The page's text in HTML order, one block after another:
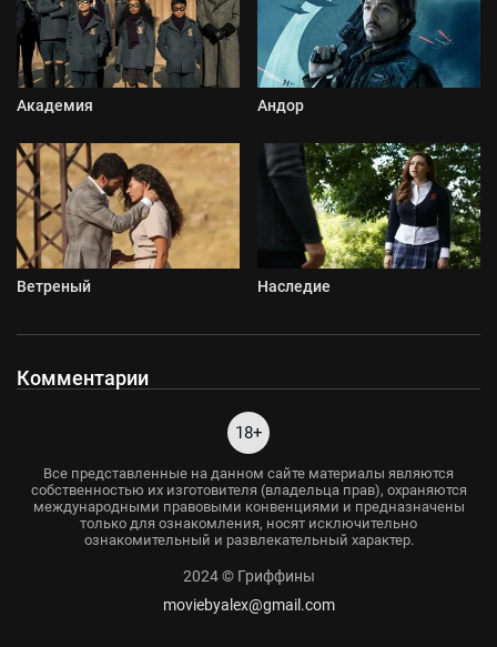
Академия Андор
Ветреный Наследие
Комментарии
18+
Все представленные на данном сайте материалы являются
собственностью их изготовителя (владельца прав), охраняются
международными правовыми конвенциями и предназначены
только для ознакомления, носят исключительно
ознакомительный и развлекательный характер.
2024 © Гриффины
moviebyalex@gmail.com